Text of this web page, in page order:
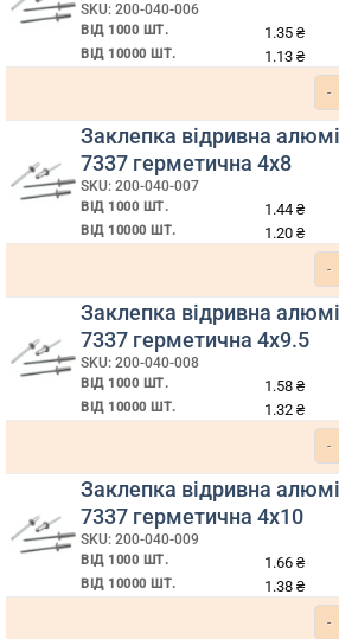
SKU: 200-040-006
ВІД 1000 ШТ. 1.35 ₴
ВІД 10000 ШТ. 1.13 ₴
Заклепка відривна
7337 герметична 4х8
SKU: 200-040-007
ВІД 1000 ШТ. 1.44 ₴
ВІД 10000 ШТ. 1.20 ₴
Заклепка відривна
7337 герметична 4х9.5
SKU: 200-040-008
ВІД 1000 ШТ. 1.58 ₴
ВІД 10000 ШТ. 1.32 ₴
Заклепка відривна
7337 герметична 4х10
SKU: 200-040-009
ВІД 1000 ШТ. 1.66 ₴
ВІД 10000 ШТ. 1.38 ₴